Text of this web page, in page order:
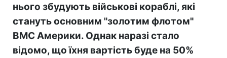
нього збудують військові кораблі, які
стануть основним "золотим флотом"
ВМС Америки. Однак наразі стало
відомо, що їхня вартість буде на 50%